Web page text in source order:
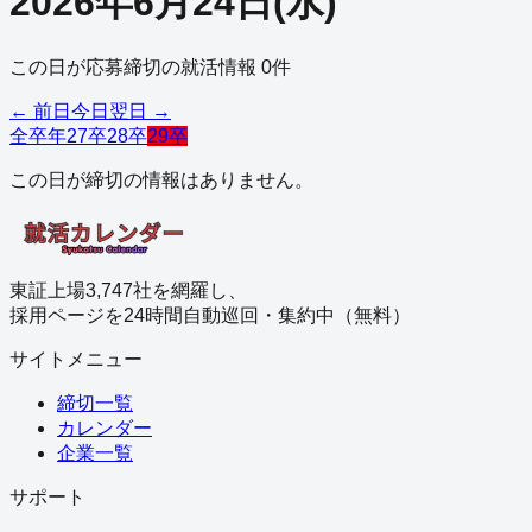
この日が応募締切の就活情報 0件
← 前日 今日 翌日 →
全卒年27卒28卒29卒
この日が締切の情報はありません。
東証上場3,747社を網羅し、
採用ページを24時間自動巡回・集約中（無料）
サイトメニュー
締切一覧
カレンダー
企業一覧
サポート